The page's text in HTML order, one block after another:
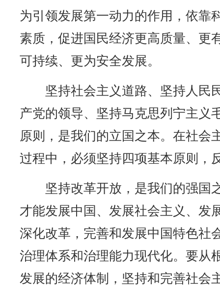
为引领发展第一动力的作用，依靠
素质，促进国民经济更高质量、更
可持续、更为安全发展。
坚持社会主义道路、坚持人民
产党的领导、坚持马克思列宁主义
原则，是我们的立国之本。在社会
过程中，必须坚持四项基本原则，
坚持改革开放，是我们的强国
才能发展中国、发展社会主义、发
深化改革，完善和发展中国特色社
治理体系和治理能力现代化。要从
发展的经济体制，坚持和完善社会